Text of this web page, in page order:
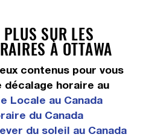
SUR LES
À OTTAWA
contenus pour vous
décalage horaire au
Locale au Canada
du Canada
du soleil au Canada